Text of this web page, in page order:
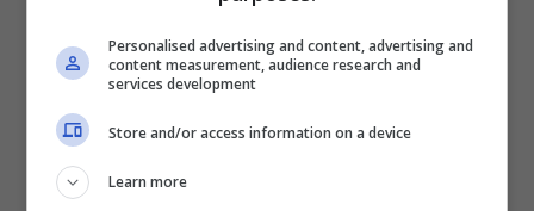
Mostra Informazioni
SNAI
Personalised advertising and content, advertising and
content measurement, audience research and
services development
Store and/or access information on a device
Learn more